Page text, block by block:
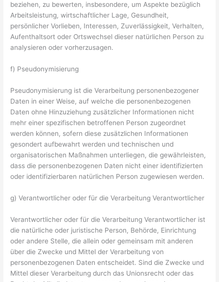
beziehen, zu bewerten, insbesondere, um Aspekte bezüglich
Arbeitsleistung, wirtschaftlicher Lage, Gesundheit,
persönlicher Vorlieben, Interessen, Zuverlässigkeit, Verhalten,
Aufenthaltsort oder Ortswechsel dieser natürlichen Person zu
analysieren oder vorherzusagen.
f) Pseudonymisierung
Pseudonymisierung ist die Verarbeitung personenbezogener
Daten in einer Weise, auf welche die personenbezogenen
Daten ohne Hinzuziehung zusätzlicher Informationen nicht
mehr einer spezifischen betroffenen Person zugeordnet
werden können, sofern diese zusätzlichen Informationen
gesondert aufbewahrt werden und technischen und
organisatorischen Maßnahmen unterliegen, die gewährleisten,
dass die personenbezogenen Daten nicht einer identifizierten
oder identifizierbaren natürlichen Person zugewiesen werden.
g) Verantwortlicher oder für die Verarbeitung Verantwortlicher
Verantwortlicher oder für die Verarbeitung Verantwortlicher ist
die natürliche oder juristische Person, Behörde, Einrichtung
oder andere Stelle, die allein oder gemeinsam mit anderen
über die Zwecke und Mittel der Verarbeitung von
personenbezogenen Daten entscheidet. Sind die Zwecke und
Mittel dieser Verarbeitung durch das Unionsrecht oder das